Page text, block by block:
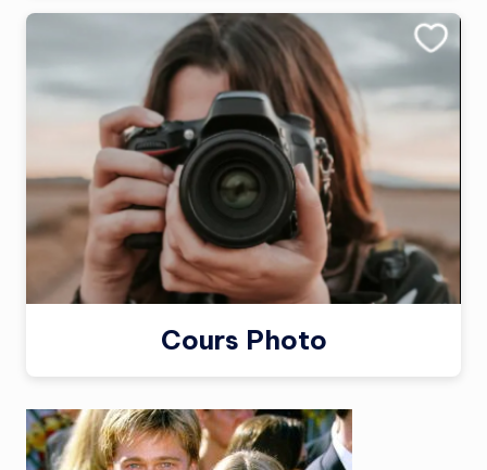
Cours Photo